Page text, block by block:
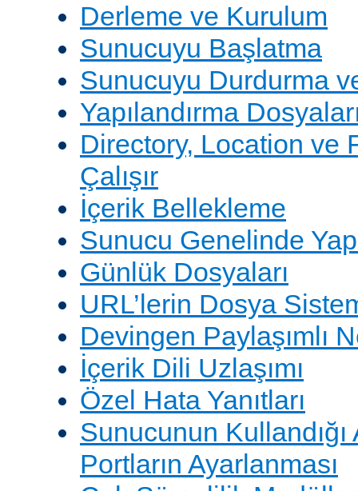
Derleme ve Kurulum
Sunucuyu Başlatma
Sunucuyu Durdurma
Yapılandırma
Directory, Location ve
Çalışır
İçerik Bellekleme
Sunucu Genelinde
Günlük Dosyaları
URL’lerin Dosya
Devingen Paylaşımlı
İçerik Dili Uzlaşımı
Özel Hata Yanıtları
Sunucunun
Portların Ayarlanması